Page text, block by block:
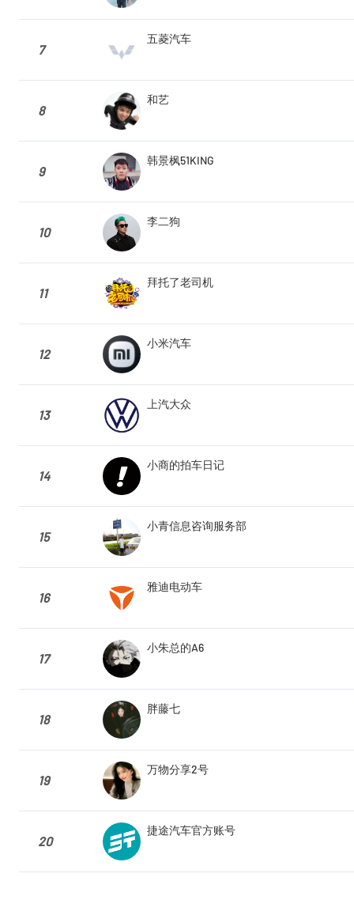
7
五菱汽车
8
和艺
9
韩景枫51KING
10
李二狗
11
拜托了老司机
12
小米汽车
13
上汽大众
14
小商的拍车日记
15
小青信息咨询服务部
16
雅迪电动车
17
小朱总的A6
18
胖藤七
19
万物分享2号
20
捷途汽车官方账号